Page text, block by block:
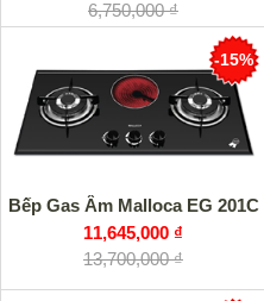
6,750,000 ₫
Bếp Gas Âm Malloca EG 201C
11,645,000 ₫
13,700,000 ₫
-15%